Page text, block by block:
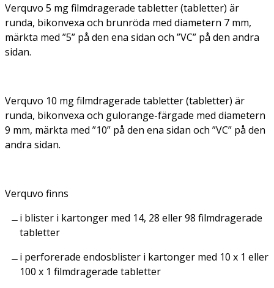
Verquvo 5 mg filmdragerade tabletter (tabletter) är
runda, bikonvexa och brunröda med diametern 7 mm,
märkta med ”5” på den ena sidan och ”VC” på den andra
sidan.
Verquvo 10 mg filmdragerade tabletter (tabletter) är
runda, bikonvexa och gulorange-färgade med diametern
9 mm, märkta med ”10” på den ena sidan och ”VC” på den
andra sidan.
Verquvo finns
i blister i kartonger med 14, 28 eller 98 filmdragerade
tabletter
i perforerade endosblister i kartonger med 10 x 1 eller
100 x 1 filmdragerade tabletter